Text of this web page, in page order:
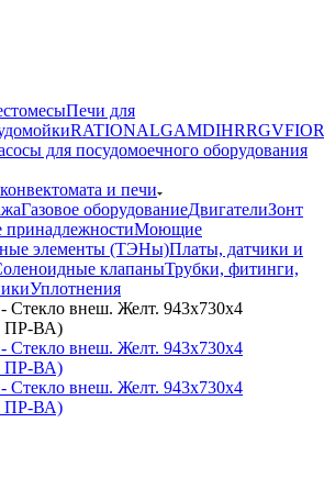
Печи для
RATIONALGAMDIHRRGV
для посудомоечного оборудования
и печи
Газовое оборудованиеДвигателиЗонт
Моющие
элементы (ТЭНы)Платы, датчики и
клапаныТрубки, фитинги,
Уплотнения
внеш. Желт. 943x730x4
ПР-ВА)